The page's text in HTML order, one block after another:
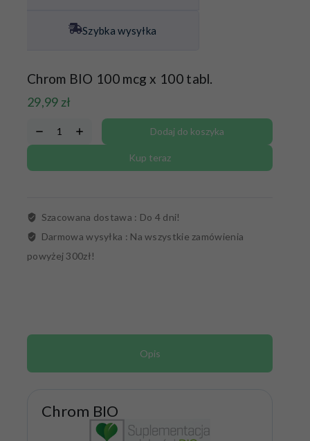
Szybka wysyłka
Chrom BIO 100 mcg x 100 tabl.
29,99 zł
Dodaj do koszyka
Kup teraz
Szacowana dostawa : Do 4 dni!
Darmowa wysyłka : Na wszystkie zamówienia
powyżej 300zł!
Opis
Chrom BIO